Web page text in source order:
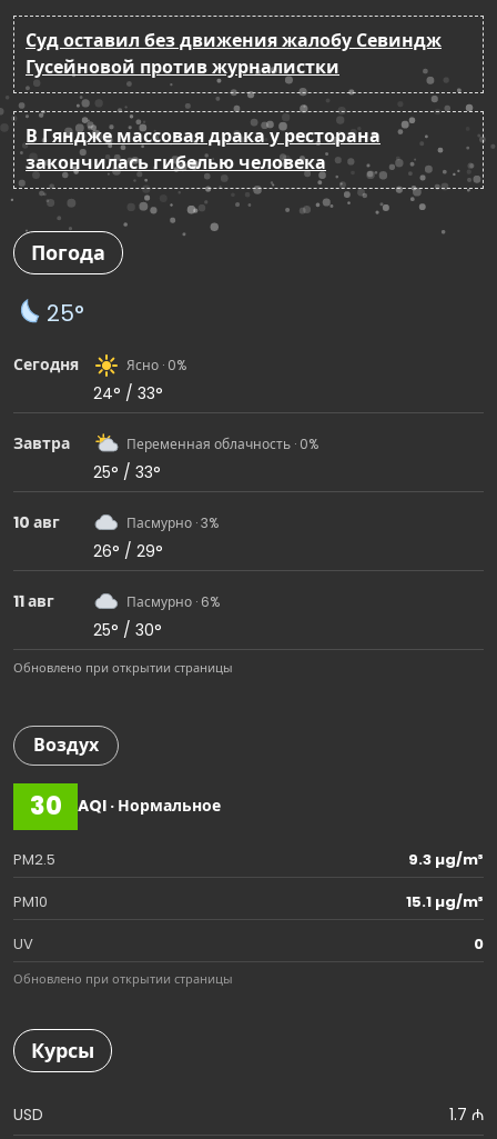
Суд оставил без движения жалобу Севиндж
Гусейновой против журналистки
В Гяндже массовая драка у ресторана
закончилась гибелью человека
Погода
25°
Сегодня Ясно · 0%
24° / 33°
Завтра Переменная облачность · 0%
25° / 33°
10 авг Пасмурно · 3%
26° / 29°
11 авг Пасмурно · 6%
25° / 30°
Обновлено при открытии страницы
Воздух
30 AQI · Нормальное
PM2.5
9.3 µg/m³
PM10
15.1 µg/m³
UV
0
Обновлено при открытии страницы
Курсы
USD 1.7 ₼